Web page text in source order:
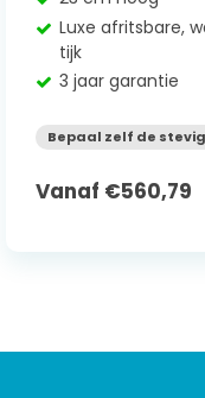
Luxe afritsbare,
tijk
3 jaar garantie
Bepaal zelf de
Vanaf €560,79